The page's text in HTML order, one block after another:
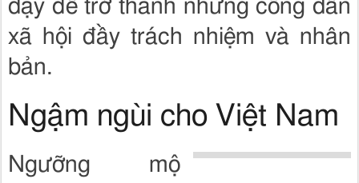
dạy để trở thành những công dân
xã hội đầy trách nhiệm và nhân
bản.
Ngậm ngùi cho Việt Nam
Ngưỡng mộ